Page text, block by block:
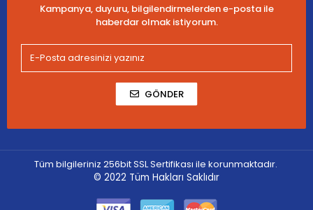
Kampanya, duyuru, bilgilendirmelerden e-posta ile
haberdar olmak istiyorum.
GÖNDER
Tüm bilgileriniz 256bit SSL Sertifikası ile korunmaktadır.
© 2022 Tüm Hakları Saklıdır